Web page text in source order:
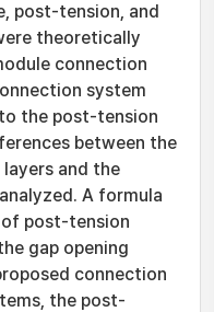
post-tension, and
theoretically
connection
system
the post-tension
between the
and the
A formula
post-tension
gap opening
connection
the post-